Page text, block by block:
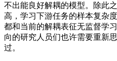
不出能良好解耦的模型。除此
高，学习下游任务的样本复杂
都和当前的解耦表征无监督学
向的研究人员们也许需要重新
过。